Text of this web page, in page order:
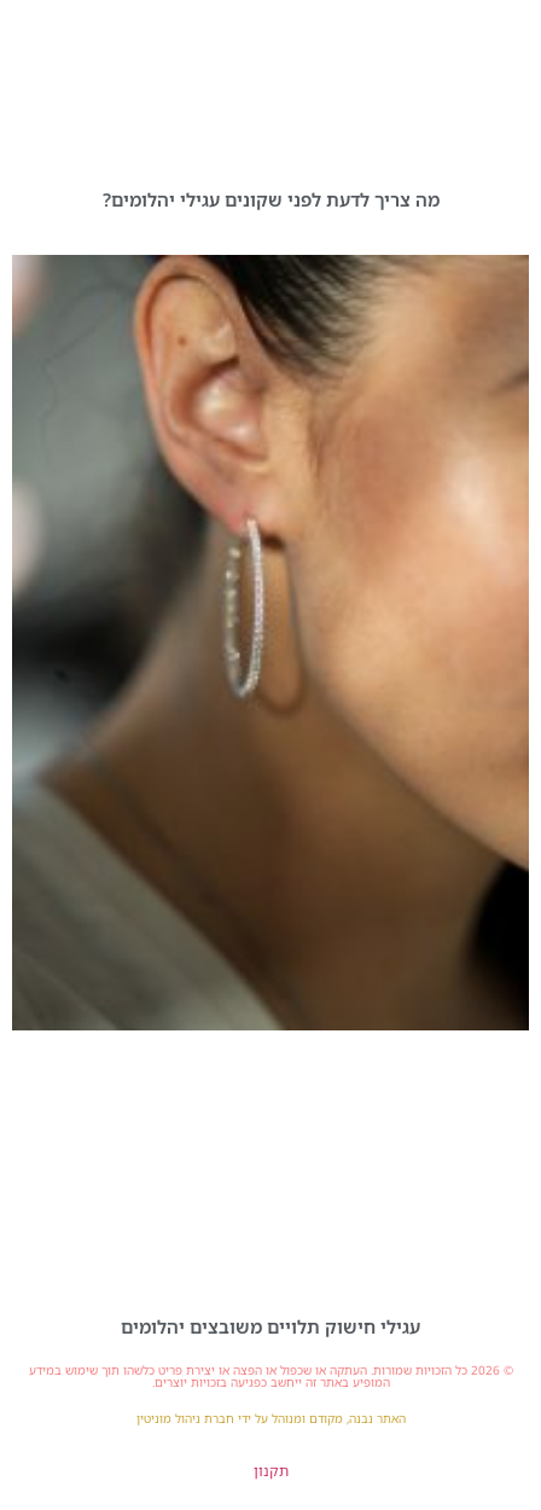
מה צריך לדעת לפני שקונים עגילי יהלומים?
עגילי חישוק תלויים משובצים יהלומים
© 2026 כל הזכויות שמורות. העתקה או שכפול או הפצה או יצירת פריט כלשהו תוך שימוש במידע
המופיע באתר זה ייחשב כפגיעה בזכויות יוצרים.
האתר נבנה, מקודם ומנוהל על ידי חברת ניהול מוניטין
תקנון